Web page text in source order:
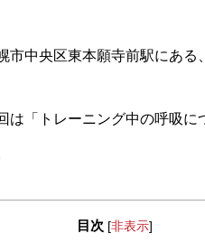
市中央区東本願寺前駅にある
は「トレーニング中の呼吸に
目次 [非表示]